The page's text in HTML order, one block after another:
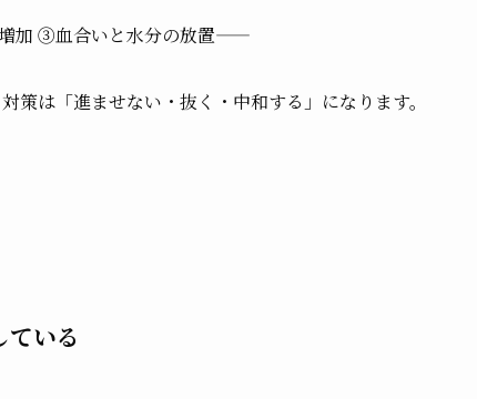
加 ③血合いと水分の放置——
策は「進ませない・抜く・中和する」になります。
いる